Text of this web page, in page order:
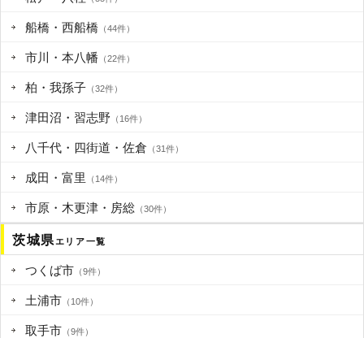
船橋・西船橋 （44件）
市川・本八幡 （22件）
柏・我孫子 （32件）
津田沼・習志野 （16件）
八千代・四街道・佐倉 （31件）
成田・富里 （14件）
市原・木更津・房総 （30件）
茨城県エリア一覧
つくば市 （9件）
土浦市 （10件）
取手市 （9件）